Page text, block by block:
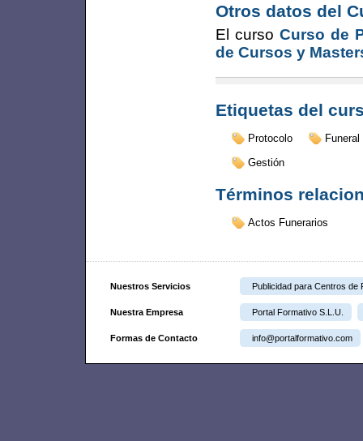
Otros datos del
El curso Curso de
de Cursos y
Etiquetas del
Protocolo
Funeral
Gestión
Términos
Actos Funerarios
Nuestros Servicios Publicidad para Centros de
Nuestra Empresa Portal Formativo S.L.U.
Formas de Contacto info@portalformativo.com